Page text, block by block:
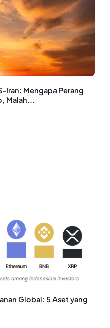
Iran: Mengapa Perang
Malah...
Global: 5 Aset yang